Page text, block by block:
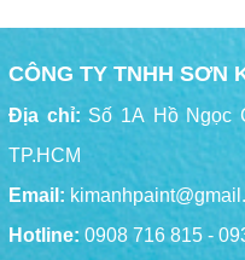
CÔNG TY TNHH SƠN
Địa chỉ:Số 1A Hồ Ngọc
TP.HCM
Email:
Hotline: 0908 716 815 -